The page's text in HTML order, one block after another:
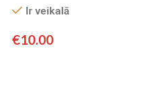
Ir veikalā
€10.00